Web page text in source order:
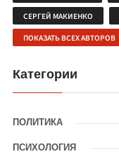
СЕРГЕЙ МАКИЕНКО
ПОКАЗАТЬ ВСЕХ АВТОРОВ
Категории
ПОЛИТИКА
ПСИХОЛОГИЯ